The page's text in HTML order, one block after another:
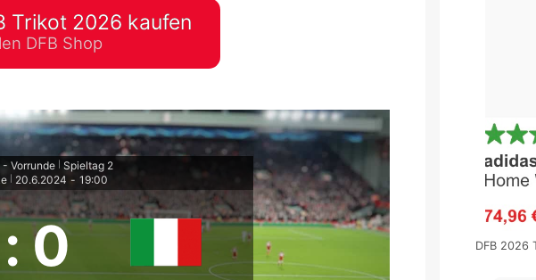
Excel – kostenlos
automatisch ausfüllen
Trikot 2026 kaufen
DFB Shop
- Vorrunde
Spieltag 2
20.6.2024 - 19:00
:0 DFB 2026